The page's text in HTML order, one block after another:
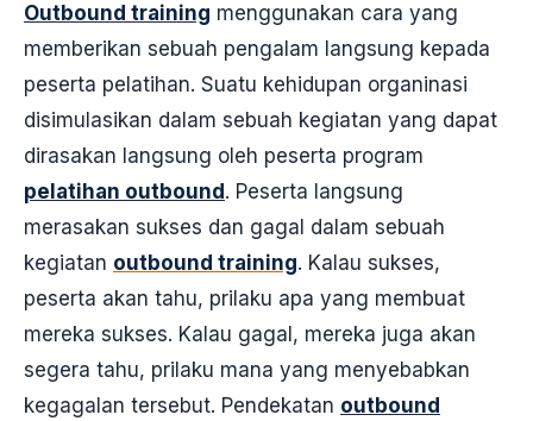
Outbound training menggunakan cara yang
memberikan sebuah pengalam langsung kepada
peserta pelatihan. Suatu kehidupan organinasi
disimulasikan dalam sebuah kegiatan yang dapat
dirasakan langsung oleh peserta program
pelatihan outbound . Peserta langsung
merasakan sukses dan gagal dalam sebuah
kegiatan outbound training. Kalau sukses,
peserta akan tahu, prilaku apa yang membuat
mereka sukses. Kalau gagal, mereka juga akan
segera tahu, prilaku mana yang menyebabkan
kegagalan tersebut. Pendekatan outbound